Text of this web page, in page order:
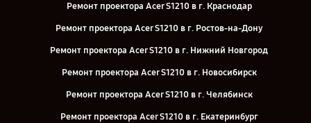
Ремонт проектора Acer S1210 в г. Краснодар
Ремонт проектора Acer S1210 в г. Ростов-на-Дону
Ремонт проектора Acer S1210 в г. Нижний Новгород
Ремонт проектора Acer S1210 в г. Новосибирск
Ремонт проектора Acer S1210 в г. Челябинск
Ремонт проектора Acer S1210 в г. Екатеринбург